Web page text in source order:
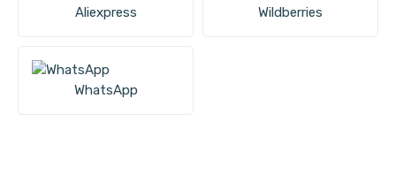
Aliexpress Wildberries
WhatsApp